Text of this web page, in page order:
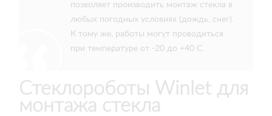
позволяет производить монтаж стекла в
любых погодных условиях (дождь, снег).
К тому же, работы могут проводиться
при температуре от -20 до +40 С.
Стеклороботы Winlet для
монтажа стекла